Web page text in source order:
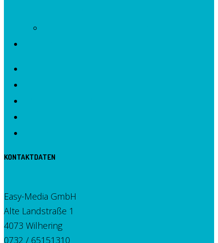
KONTAKTDATEN
Easy-Media GmbH
Alte Landstraße 1
4073 Wilhering
0732 / 65151310